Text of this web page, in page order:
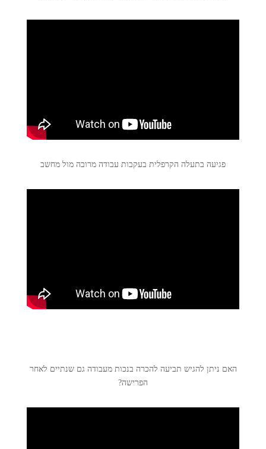
פגיעה בתעלה הקרפלית בעקבות עבודה מרובה מול מחשב
האם ניתן להגיש תביעה להכרה בנכות מעבודה גם שנתיים לאחר
הפרישה?